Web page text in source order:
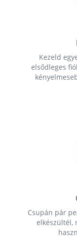
Kezeld
elsődleges
Csupán pár
elkészültél,